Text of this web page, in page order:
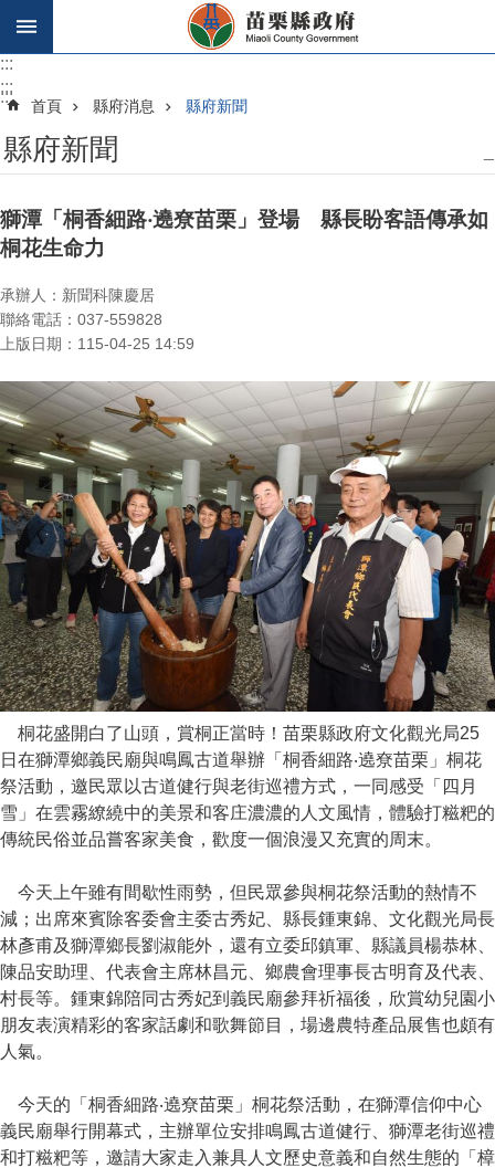
跳到主要內容區塊
:::
:::
::: 首頁 縣府消息 縣府新聞
縣府新聞
獅潭「桐香細路‧遶尞苗栗」登場 縣長盼客語傳承如
桐花生命力
承辦人：新聞科陳慶居
聯絡電話：037-559828
上版日期：115-04-25 14:59
桐花盛開白了山頭，賞桐正當時！苗栗縣政府文化觀光局25
日在獅潭鄉義民廟與鳴鳳古道舉辦 「桐香細路‧遶尞苗栗」桐花
祭活動，邀民眾以古道健行與老街巡禮方式，一同感受「四月
雪」在雲霧繚繞中的美景和客庄濃濃的人文風情，體驗打糍粑的
傳統民俗並品嘗客家美食，歡度一個浪漫又充實的周末。
今天上午雖有間歇性雨勢，但民眾參與桐花祭活動的熱情不
減；出席來賓除客委會主委古秀妃、縣長鍾東錦、文化觀光局長
林彥甫及獅潭鄉長劉淑能外，還有立委邱鎮軍、縣議員楊恭林、
陳品安助理、代表會主席林昌元、鄉農會理事長古明育及代表、
村長等。鍾東錦陪同古秀妃到義民廟參拜祈福後，欣賞幼兒園小
朋友表演精彩的客家話劇和歌舞節目，場邊農特產品展售也頗有
人氣。
今天的「桐香細路‧遶尞苗栗」桐花祭活動，在獅潭信仰中心
義民廟舉行開幕式，主辦單位安排鳴鳳古道健行、獅潭老街巡禮
和打糍粑等，邀請大家走入兼具人文歷史意義和自然生態的「樟